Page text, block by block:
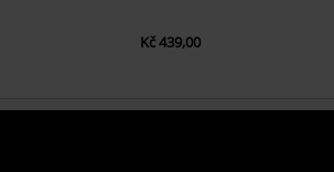
Kč 439,00